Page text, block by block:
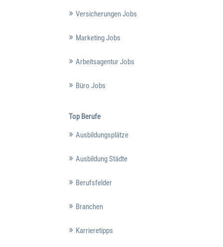
Versicherungen Jobs
Marketing Jobs
Arbeitsagentur Jobs
Büro Jobs
Top Berufe
Ausbildungsplätze
Ausbildung Städte
Berufsfelder
Branchen
Karrieretipps